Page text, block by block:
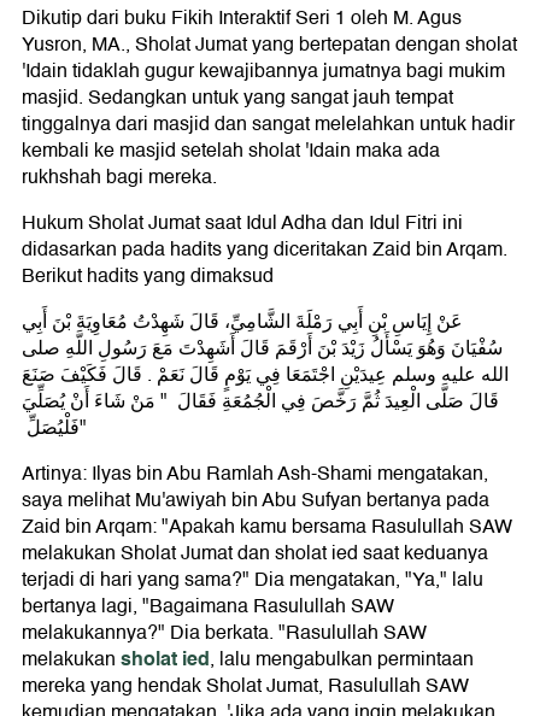
Dikutip dari buku Fikih Interaktif Seri 1 oleh M. Agus
Yusron, MA., Sholat Jumat yang bertepatan dengan sholat
'Idain tidaklah gugur kewajibannya jumatnya bagi mukim
masjid. Sedangkan untuk yang sangat jauh tempat
tinggalnya dari masjid dan sangat melelahkan untuk hadir
kembali ke masjid setelah sholat 'Idain maka ada
rukhshah bagi mereka.
Hukum Sholat Jumat saat Idul Adha dan Idul Fitri ini
didasarkan pada hadits yang diceritakan Zaid bin Arqam.
Berikut hadits yang dimaksud
عَنْ إِيَاسِ بْنِ أَبِي رَمْلَةَ الشَّامِيِّ، قَالَ شَهِدْتُ مُعَاوِيَةَ بْنَ أَبِي
سُفْيَانَ وَهُوَ يَسْأَلُ زَيْدَ بْنَ أَرْقَمَ قَالَ أَشَهِدْتَ مَعَ رَسُولِ اللَّهِ صلى
الله عليه وسلم عِيدَيْنِ اجْتَمَعَا فِي يَوْمٍ قَالَ نَعَمْ ‏.‏ قَالَ فَكَيْفَ صَنَعَ
قَالَ صَلَّى الْعِيدَ ثُمَّ رَخَّصَ فِي الْجُمُعَةِ فَقَالَ ‏ "‏ مَنْ شَاءَ أَنْ يُصَلِّيَ
فَلْيُصَلِّ ‏"
Artinya: Ilyas bin Abu Ramlah Ash-Shami mengatakan,
saya melihat Mu'awiyah bin Abu Sufyan bertanya pada
Zaid bin Arqam: "Apakah kamu bersama Rasulullah SAW
melakukan Sholat Jumat dan sholat ied saat keduanya
terjadi di hari yang sama?" Dia mengatakan, "Ya," lalu
bertanya lagi, "Bagaimana Rasulullah SAW
melakukannya?" Dia berkata. "Rasulullah SAW
melakukansholat ied, lalu mengabulkan permintaan
mereka yang hendak Sholat Jumat, Rasulullah SAW